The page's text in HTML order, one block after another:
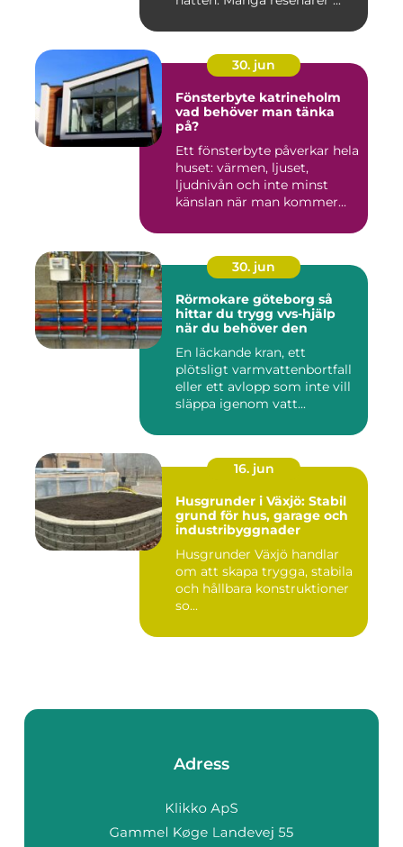
30. jun
Fönsterbyte katrineholm
vad behöver man tänka
på?
Ett fönsterbyte påverkar hela
huset: värmen, ljuset,
ljudnivån och inte minst
känslan när man kommer...
30. jun
Rörmokare göteborg så
hittar du trygg vvs-hjälp
när du behöver den
En läckande kran, ett
plötsligt varmvattenbortfall
eller ett avlopp som inte vill
släppa igenom vatt...
16. jun
Husgrunder i Växjö: Stabil
grund för hus, garage och
industribyggnader
Husgrunder Växjö handlar
om att skapa trygga, stabila
och hållbara konstruktioner
so...
Adress